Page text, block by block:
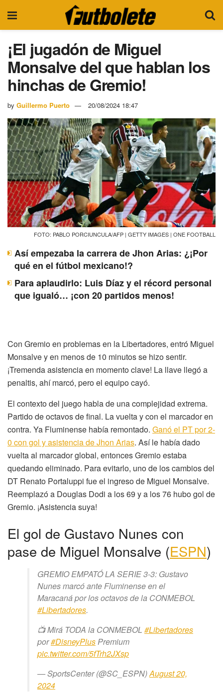
¡El jugadón de Miguel
Monsalve del que hablan los
hinchas de Gremio!
by Guillermo Puerto 20/08/2024 18:47
FOTO: PABLO PORCIUNCULA/AFP | GETTY IMAGES | ONE FOOTBALL
Así empezaba la carrera de Jhon Arias: ¿¡Por
qué en el fútbol mexicano!?
Para aplaudirlo: Luis Díaz y el récord personal
que igualó… ¡con 20 partidos menos!
Con Gremio en problemas en la Libertadores, entró Miguel
Monsalve y en menos de 10 minutos se hizo sentir.
¡Tremenda asistencia en momento clave! La llave llegó a
penaltis, ahí marcó, pero el equipo cayó.
El contexto del juego habla de una complejidad extrema.
Partido de octavos de final. La vuelta y con el marcador en
contra. Ya Fluminense había remontado. Ganó el PT por 2-
0 con gol y asistencia de Jhon Arias. Así le había dado
vuelta al marcador global, entonces Gremio estaba
quedando eliminado. Para evitarlo, uno de los cambios del
DT Renato Portaluppi fue el ingreso de Miguel Monsalve.
Reemplazó a Douglas Dodi a los 69 y a los 76 hubo gol de
Gremio. ¡Asistencia suya!
El gol de Gustavo Nunes con
pase de Miguel Monsalve (ESPN)
GREMIO EMPATÓ LA SERIE 3-3: Gustavo
Nunes marcó ante Fluminense en el
Maracaná por los octavos de la CONMEBOL
#Libertadores.
📺 Mirá TODA la CONMEBOL #Libertadores
por#DisneyPlusPremium
pic.twitter.com/5fTrh2JXsp
— SportsCenter (@SC_ESPN)August 20,
2024